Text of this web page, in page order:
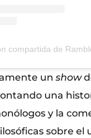
compartida de
un show
una
y la
sobre el